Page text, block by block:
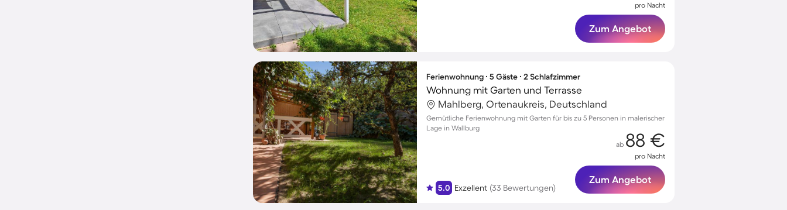
pro Nacht
Zum Angebot
Ferienwohnung ∙ 5 Gäste ∙ 2 Schlafzimmer
Wohnung mit Garten und Terrasse
Mahlberg, Ortenaukreis, Deutschland
Gemütliche Ferienwohnung mit Garten für bis zu 5 Personen in malerischer
Lage in Wallburg
5.0 Exzellent (33 Bewertungen)
ab 88 €
pro Nacht
Zum Angebot